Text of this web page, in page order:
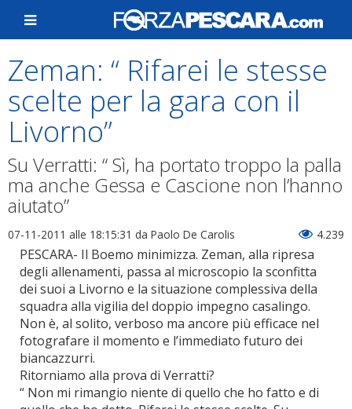
Zeman: “ Rifarei le stesse
scelte per la gara con il
Livorno”
Su Verratti: “ Sì, ha portato troppo la palla
ma anche Gessa e Cascione non l’hanno
aiutato”
07-11-2011 alle 18:15:31 da Paolo De Carolis 4.239
PESCARA- Il Boemo minimizza. Zeman, alla ripresa
degli allenamenti, passa al microscopio la sconfitta
dei suoi a Livorno e la situazione complessiva della
squadra alla vigilia del doppio impegno casalingo.
Non è, al solito, verboso ma ancore più efficace nel
fotografare il momento e l’immediato futuro dei
biancazzurri.
Ritorniamo alla prova di Verratti?
“ Non mi rimangio niente di quello che ho fatto e di